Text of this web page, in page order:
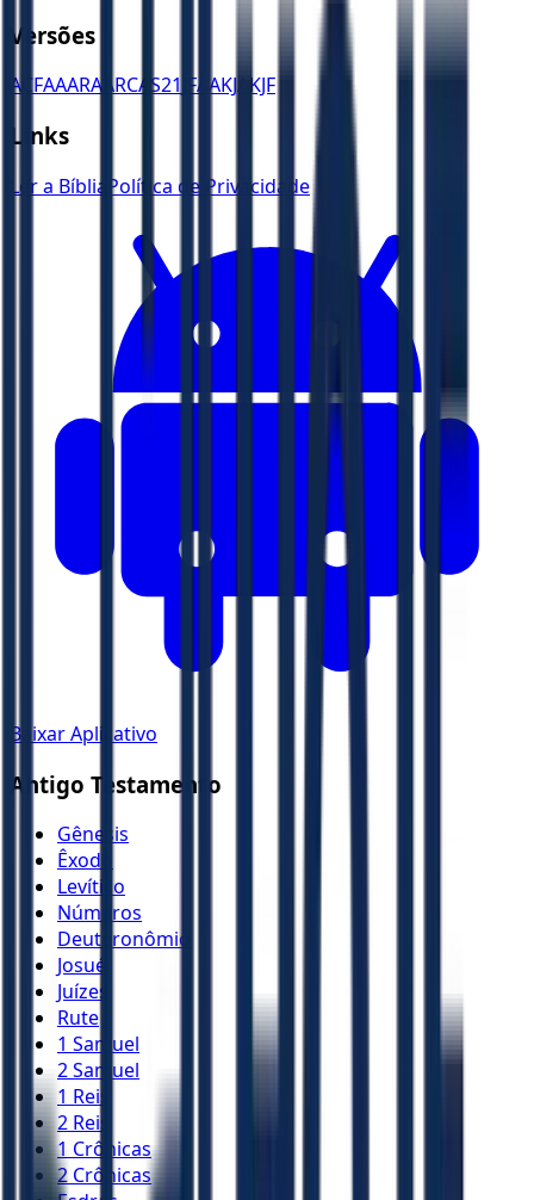
Versões
ACFAAARA ARCAS21 JFAAKJA KJF
Links
Ler a Bíblia Política de Privacidade
Baixar Aplicativo
Antigo Testamento
Gênesis
Êxodo
Levítico
Números
Deuteronômio
Josué
Juízes
Rute
1 Samuel
2 Samuel
1 Reis
2 Reis
1 Crônicas
2 Crônicas